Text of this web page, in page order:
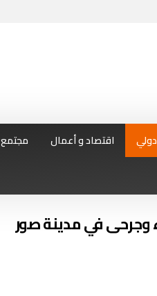
اقتصاد و أعمال مجتمع
وجرحى في مدينة صور